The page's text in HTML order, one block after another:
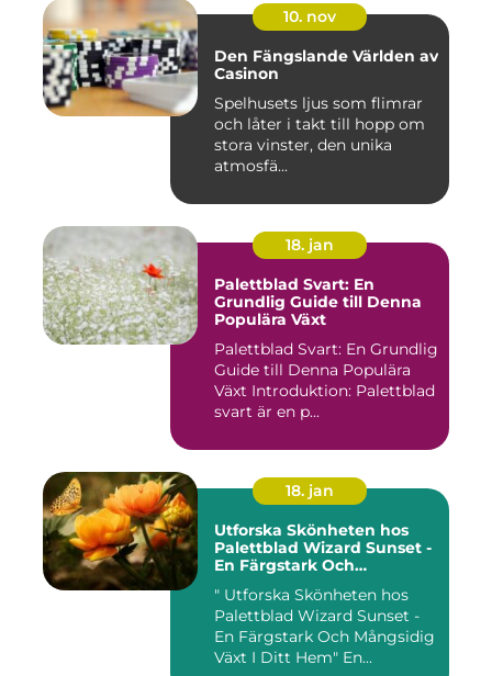
10. nov
Den Fängslande Världen av
Casinon
Spelhusets ljus som flimrar
och låter i takt till hopp om
stora vinster, den unika
atmosfä...
18. jan
Palettblad Svart: En
Grundlig Guide till Denna
Populära Växt
Palettblad Svart: En Grundlig
Guide till Denna Populära
Växt Introduktion: Palettblad
svart är en p...
18. jan
Utforska Skönheten hos
Palettblad Wizard Sunset -
En Färgstark Och
" Utforska Skönheten hos
Palettblad Wizard Sunset -
En Färgstark Och Mångsidig
Växt I Ditt Hem" En...